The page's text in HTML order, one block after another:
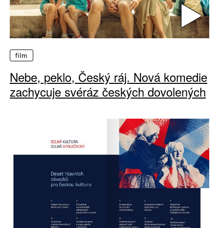
film
Nebe, peklo, Český ráj. Nová komedie
zachycuje svéráz českých dovolených